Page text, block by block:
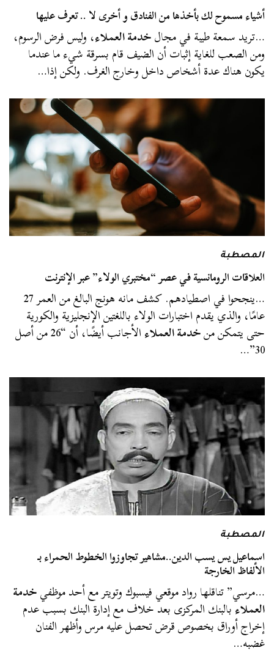
أشياء مسموح لك بأخذها من الفنادق و أخرى لا .. تعرف عليها
…تريد سمعة طيبة في مجالخدمة العملاء، وليس فرض الرسوم،
ومن الصعب للغاية إثبات أن الضيف قام بسرقة شيء ما عندما
يكون هناك عدة أشخاص داخل وخارج الغرف. ولكن إذا…
المصطبة
العلاقات الرومانسية في عصر “مختبري الولاء” عبر الإنترنت
…ينجحوا في اصطيادهم. كشف مانه هونج البالغ من العمر 27
عامًا، والذي يقدم اختبارات الولاء باللغتين الإنجليزية والكورية
حتى يتمكن منخدمة العملاء الأجانب أيضًا، أن “26 من أصل
30”…
المصطبة
اسماعيل يس يسب الدين..مشاهير تجاوزوا الخطوط الحمراء بـ
الألفاظ الخارجة
…مرسي” تناقلها رواد موقعي فيسبوك وتويتر مع أحد موظفيخدمة
العملاءبالبنك المركزى بعد خلاف مع إدارة البنك بسبب عدم
إخراج أوراق بخصوص قرض تحصل عليه مرس وأظهر الفنان
غضبه…